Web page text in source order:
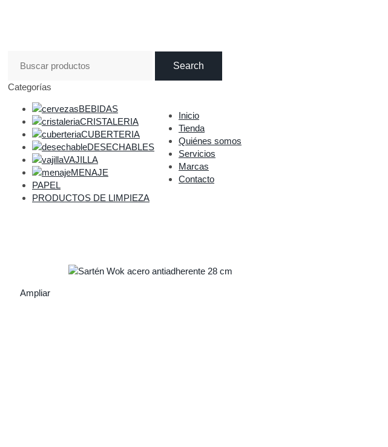
Search
Categorías
BEBIDAS
CRISTALERIA
CUBERTERIA
DESECHABLES
VAJILLA
MENAJE
PAPEL
PRODUCTOS DE LIMPIEZA
Inicio
Tienda
Quiénes somos
Servicios
Marcas
Contacto
Ampliar